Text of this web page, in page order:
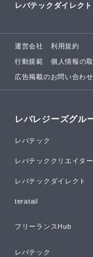
レバテックダイレクト
運営会社 利用規約
行動規範 個人情報の
広告掲載のお問い合わせ
レバレジーズグル
レバテック
レバテッククリエイター
レバテックダイレクト
teratail
フリーランスHub
レバテック